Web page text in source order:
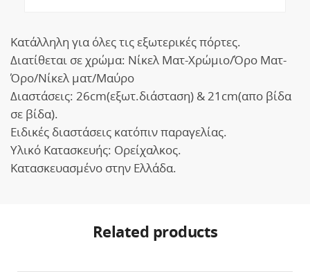
Κατάλληλη για όλες τις εξωτερικές πόρτες.
Διατίθεται σε χρώμα: Νίκελ Ματ-Χρώμιο/Όρο Ματ-
Όρο/Νίκελ ματ/Μαύρο
Διαστάσεις: 26cm(εξωτ.διάσταση) & 21cm(απο βίδα
σε βίδα).
Ειδικές διαστάσεις κατόπιν παραγελίας.
Υλικό Κατασκευής: Ορείχαλκος.
Κατασκευασμένο στην Ελλάδα.
Related products